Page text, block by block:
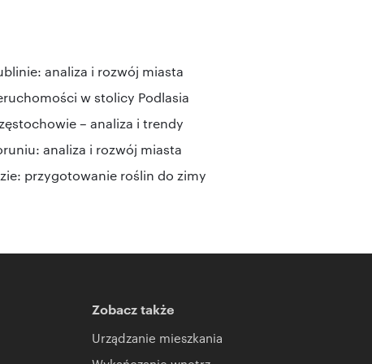
analiza i rozwój miasta
w stolicy Podlasia
– analiza i trendy
analiza i rozwój miasta
przygotowanie roślin do zimy
Zobacz także
Urządzanie mieszkania